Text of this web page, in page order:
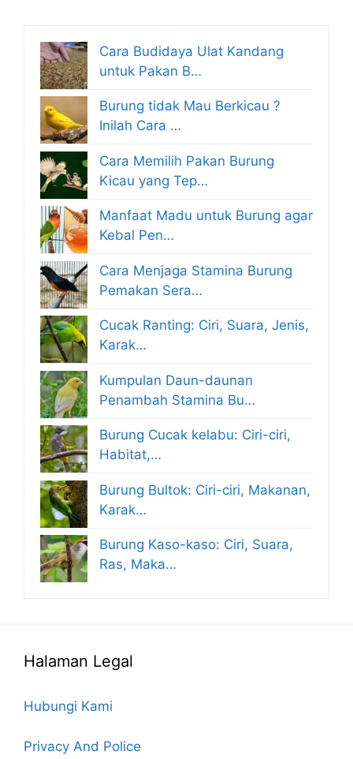
Cara Budidaya Ulat Kandang
untuk Pakan B…
Burung tidak Mau Berkicau ?
Inilah Cara …
Cara Memilih Pakan Burung
Kicau yang Tep…
Manfaat Madu untuk Burung agar
Kebal Pen…
Cara Menjaga Stamina Burung
Pemakan Sera…
Cucak Ranting: Ciri, Suara, Jenis,
Karak…
Kumpulan Daun-daunan
Penambah Stamina Bu…
Burung Cucak kelabu: Ciri-ciri,
Habitat,…
Burung Bultok: Ciri-ciri, Makanan,
Karak…
Burung Kaso-kaso: Ciri, Suara,
Ras, Maka…
Halaman Legal
Hubungi Kami
Privacy And Police